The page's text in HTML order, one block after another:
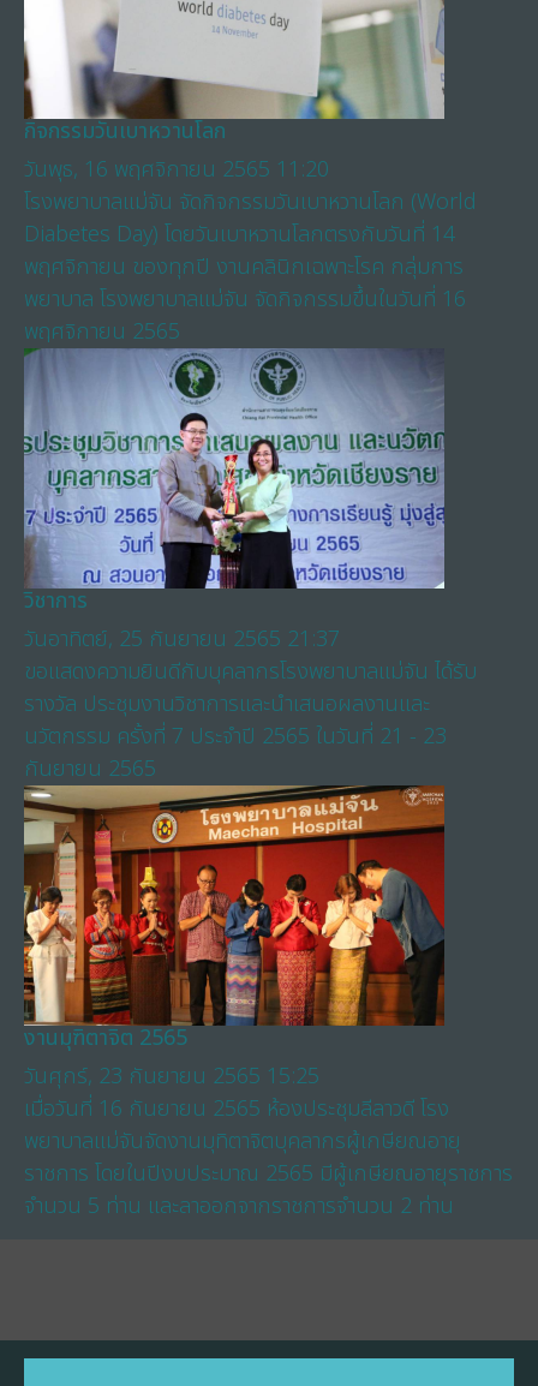
กิจกรรมวันเบาหวานโลก
วันพุธ, 16 พฤศจิกายน 2565 11:20
โรงพยาบาลแม่จัน จัดกิจกรรมวันเบาหวานโลก (World
Diabetes Day) โดยวันเบาหวานโลกตรงกับวันที่ 14
พฤศจิกายน ของทุกปี งานคลินิกเฉพาะโรค กลุ่มการ
พยาบาล โรงพยาบาลแม่จัน จัดกิจกรรมขึ้นในวันที่ 16
พฤศจิกายน 2565
วิชาการ
วันอาทิตย์, 25 กันยายน 2565 21:37
ขอแสดงความยินดีกับบุคลากรโรงพยาบาลแม่จัน ได้รับ
รางวัล ประชุมงานวิชาการและนำเสนอผลงานและ
นวัตกรรม ครั้งที่ 7 ประจำปี 2565 ในวันที่ 21 - 23
กันยายน 2565
งานมุฑิตาจิต 2565
วันศุกร์, 23 กันยายน 2565 15:25
เมื่อวันที่ 16 กันยายน 2565 ห้องประชุมลีลาวดี โรง
พยาบาลแม่จันจัดงานมุทิตาจิตบุคลากรผู้เกษียณอายุ
ราชการ โดยในปีงบประมาณ 2565 มีผู้เกษียณอายุราชการ
จำนวน 5 ท่าน และลาออกจากราชการจำนวน 2 ท่าน